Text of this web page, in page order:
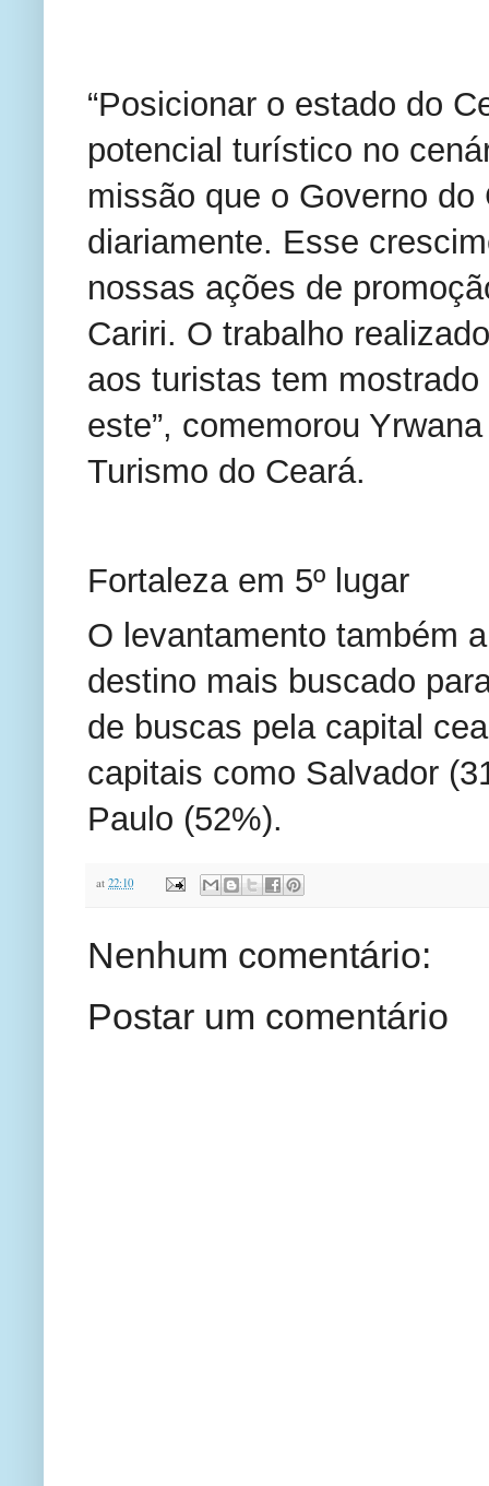
“Posicionar o estado do
potencial turístico no
missão que o Governo
diariamente. Esse
nossas ações de
Cariri. O trabalho
aos turistas tem
este”, comemorou
Turismo do Ceará.
Fortaleza em 5º lugar
O levantamento também
destino mais buscado
de buscas pela capital
capitais como Salvador
Paulo (52%).
at 22:10
Nenhum comentário:
Postar um comentário